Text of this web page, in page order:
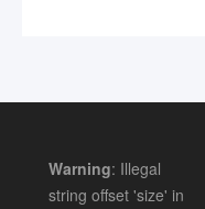
Warning: Illegal
string offset 'size' in